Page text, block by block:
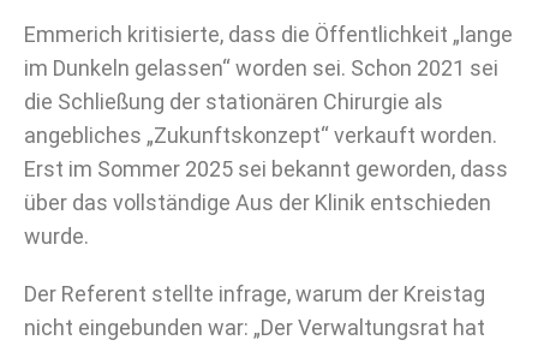
Emmerich kritisierte, dass die Öffentlichkeit „lange
im Dunkeln gelassen“ worden sei. Schon 2021 sei
die Schließung der stationären Chirurgie als
angebliches „Zukunftskonzept“ verkauft worden.
Erst im Sommer 2025 sei bekannt geworden, dass
über das vollständige Aus der Klinik entschieden
wurde.
Der Referent stellte infrage, warum der Kreistag
nicht eingebunden war: „Der Verwaltungsrat hat